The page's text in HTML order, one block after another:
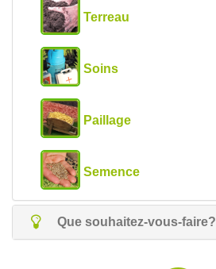
Terreau
Soins
Paillage
Semence
Que souhaitez-vous-faire?